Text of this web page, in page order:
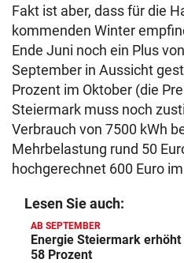
Fakt ist aber, dass für die
kommenden Winter
Ende Juni noch ein Plus
September in Aussicht
Prozent im Oktober (die
Steiermark muss noch
Verbrauch von 7500 kWh
Mehrbelastung rund 50
hochgerechnet 600 Euro
Lesen Sie auch:
AB SEPTEMBER
Energie Steiermark
58 Prozent